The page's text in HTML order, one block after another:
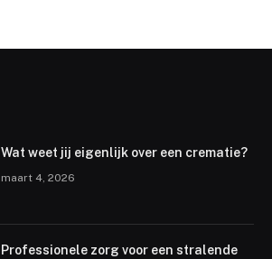
Wat weet jij eigenlijk over een crematie?
maart 4, 2026
Professionele zorg voor een stralende